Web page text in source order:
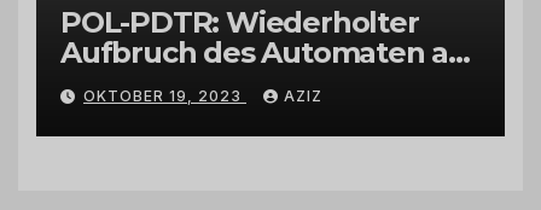
POL-PDTR: Wiederholter
Aufbruch des Automaten am
Wohnmobilstellplatz in
Hermeskeil am Labachweg
OKTOBER 19, 2023 AZIZ